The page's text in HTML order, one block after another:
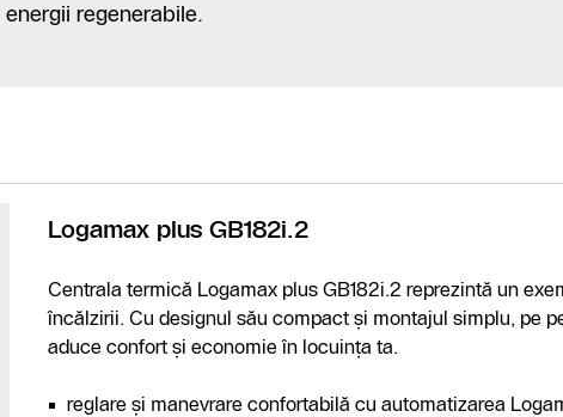
regenerabile.
Logamax plus GB182i.2
Centrala termică Logamax plus GB182i.2 reprezintă un
încălzirii. Cu designul său compact și montajul simplu, pe
aduce confort și economie în locuința ta.
reglare şi manevrare confortabilă cu automatizarea